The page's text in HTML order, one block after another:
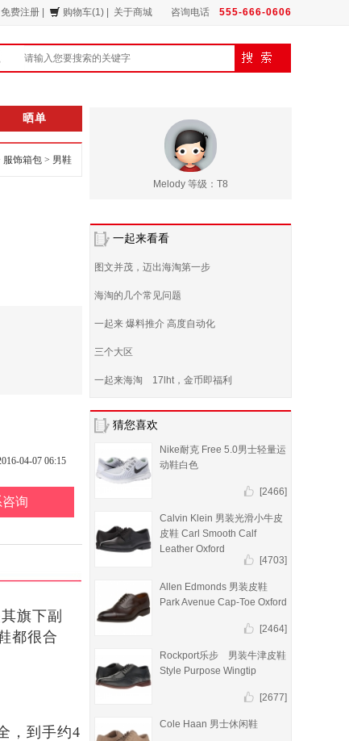
免费注册 购物车(1) 关于商城 咨询电话 555-666-0606
晒单
服饰箱包 > 男鞋
04-07 06:15
询
旗下副
都很合
，到手约4
Melody 等级：T8
一起来看看
图文并茂，迈出海淘第一步
海淘的几个常见问题
一起来 爆料推介 高度自动化
三个大区
一起来海淘 17lht，金币即福利
猜您喜欢
Nike耐克 Free 5.0男士轻量运
动鞋白色
[2466]
Calvin Klein 男装光滑小牛皮
皮鞋 Carl Smooth Calf
Leather Oxford
[4703]
Allen Edmonds 男装皮鞋
Park Avenue Cap-Toe Oxford
[2464]
Rockport乐步 男装牛津皮鞋
Style Purpose Wingtip
[2677]
Cole Haan 男士休闲鞋